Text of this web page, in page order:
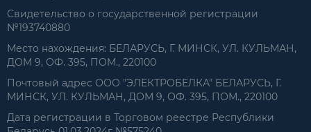
Свидетельство о государственной регистрации
№193740880
Место нахождения: БЕЛАРУСЬ, Г. МИНСК, УЛ. КУЛЬМАН,
ДОМ 9, ОФ. 395, ПОМ., 220100
Почтовый адрес ООО "ЭЛЕКТРОБЕЛКА" БЕЛАРУСЬ, Г.
МИНСК, УЛ. КУЛЬМАН, ДОМ 9, ОФ. 395, ПОМ., 220100
Дата регистрации в Торговом реестре Республики